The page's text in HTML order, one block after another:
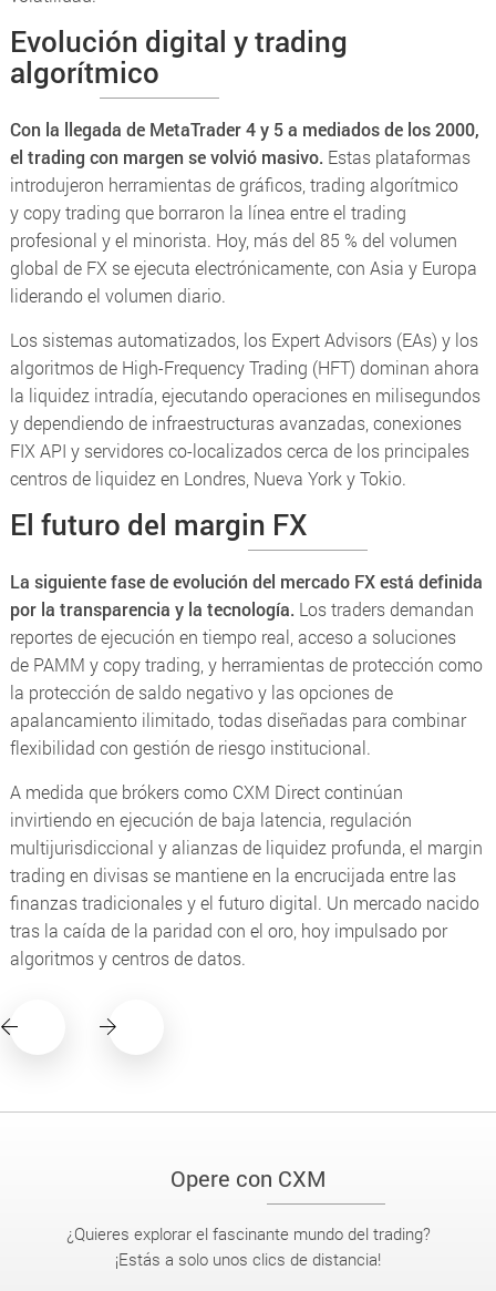
Evolución digital y trading
algorítmico
Con la llegada de MetaTrader 4 y 5 a mediados de los 2000,
el trading con margen se volvió masivo. Estas plataformas
introdujeron herramientas de gráficos, trading algorítmico
ycopy trading que borraron la línea entre el trading
profesional y el minorista. Hoy, más del 85 % del volumen
global de FX se ejecuta electrónicamente, con Asia y Europa
liderando el volumen diario.
Los sistemas automatizados, los Expert Advisors (EAs) y los
algoritmos de High-Frequency Trading (HFT) dominan ahora
la liquidez intradía, ejecutando operaciones en milisegundos
y dependiendo de infraestructuras avanzadas, conexiones
FIX API y servidores co-localizados cerca de los principales
centros de liquidez en Londres, Nueva York y Tokio.
El futuro del margin FX
La siguiente fase de evolución del mercado FX está definida
por la transparencia y la tecnología. Los traders demandan
reportes de ejecución en tiempo real, acceso a soluciones
de PAMM ycopy trading , y herramientas de protección como
la protección de saldo negativoy lasopciones de
apalancamiento ilimitado, todas diseñadas para combinar
flexibilidad con gestión de riesgo institucional.
A medida que brókers como CXM Direct continúan
invirtiendo en ejecución de baja latencia, regulación
multijurisdiccional y alianzas de liquidez profunda, el margin
trading en divisas se mantiene en la encrucijada entre las
finanzas tradicionales y el futuro digital. Un mercado nacido
tras la caída de la paridad con el oro, hoy impulsado por
algoritmos y centros de datos.
Opere con CXM
¿Quieres explorar el fascinante mundo del trading?
¡Estás a solo unos clics de distancia!